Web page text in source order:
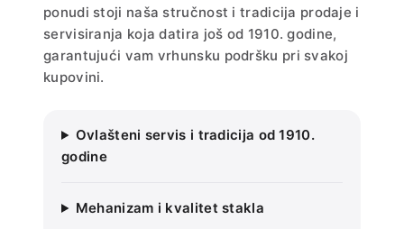
ponudi stoji naša stručnost i tradicija prodaje i
servisiranja koja datira još od 1910. godine,
garantujući vam vrhunsku podršku pri svakoj
kupovini.
Ovlašteni servis i tradicija od 1910.
godine
Mehanizam i kvalitet stakla